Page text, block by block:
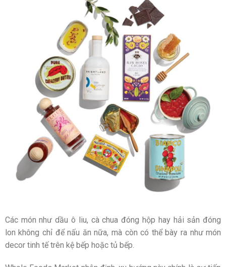
Các món như dầu ô liu, cà chua đóng hộp hay hải sản đóng
lon không chỉ để nấu ăn nữa, mà còn có thể bày ra như món
decor tinh tế trên kệ bếp hoặc tủ bếp.